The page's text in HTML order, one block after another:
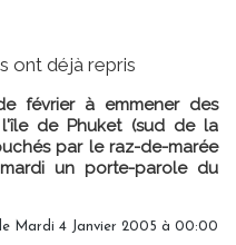
ont déjà repris
février à emmener des
de Phuket (sud de la
par le raz-de-marée
un porte-parole du
le Mardi 4 Janvier 2005 à 00:00